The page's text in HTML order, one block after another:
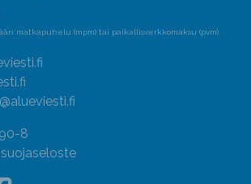
matkapuhelu (mpm) tai paikallisverkkomaksu (pvm)
8